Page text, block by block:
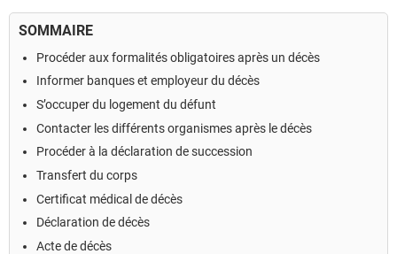
SOMMAIRE
Procéder aux formalités obligatoires après un décès
Informer banques et employeur du décès
S’occuper du logement du défunt
Contacter les différents organismes après le décès
Procéder à la déclaration de succession
Transfert du corps
Certificat médical de décès
Déclaration de décès
Acte de décès